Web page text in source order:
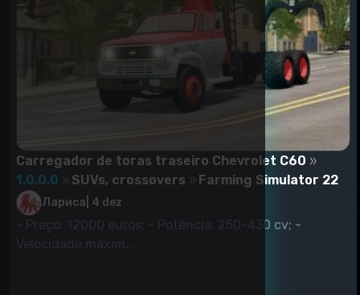
Carregador de toras traseiro Chevrolet C60
1.0.0.0
SUVs, crossovers Farming Simulator 22
Лариса 4 dez